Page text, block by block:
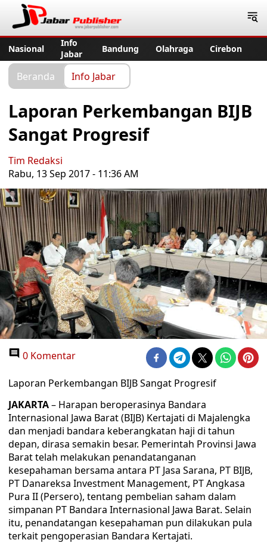
Nasional
Info
Jabar
Bandung Olahraga Cirebon
Beranda Info Jabar
Laporan Perkembangan BIJB
Sangat Progresif
Tim Redaksi
Rabu, 13 Sep 2017 - 11:36 AM
0 Komentar
Laporan Perkembangan BIJB Sangat Progresif
JAKARTA– Harapan beroperasinya Bandara
Internasional Jawa Barat (BIJB) Kertajati di Majalengka
dan menjadi bandara keberangkatan haji di tahun
depan, dirasa semakin besar. Pemerintah Provinsi Jawa
Barat telah melakukan penandatanganan
kesepahaman bersama antara PT Jasa Sarana, PT BIJB,
PT Danareksa Investment Management, PT Angkasa
Pura II (Persero), tentang pembelian saham dalam
simpanan PT Bandara Internasional Jawa Barat. Selain
itu, penandatangan kesepahaman pun dilakukan pula
terkait pengoperasian Bandara Kertajati.